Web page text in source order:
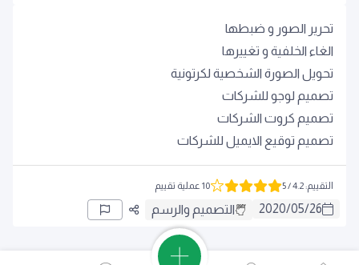
تحرير الصور و ضبطها
الغاء الخلفية و تغييرها
تحويل الصورة الشخصية لكرتونية
تصميم لوجو للشركات
تصميم كروت الشركات
تصميم توقيع الايميل للشركات
التقييم:
4.2
/ 5 10 عملية تقييم
2020/05/26 التصميم والرسم